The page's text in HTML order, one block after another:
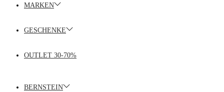
MARKEN
GESCHENKE
OUTLET 30-70%
BERNSTEIN